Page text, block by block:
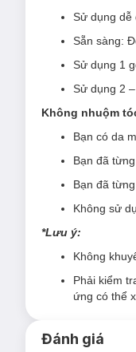
Ưu thế nổi
Công
Sản
sau khi
Hiệu quả
*Từ nền tóc tẩy
Bảng màu
Màu sắc tự
Mùi hương
Sau
Sử dụng dễ
Sẵn sàng:
Sử dụng 1
Sử dụng 2
Không nhuộm
Bạn có da
Bạn đã
Bạn đã
Không sử
*Lưu ý:
Không
Phải kiểm
ứng có thể
Đánh giá